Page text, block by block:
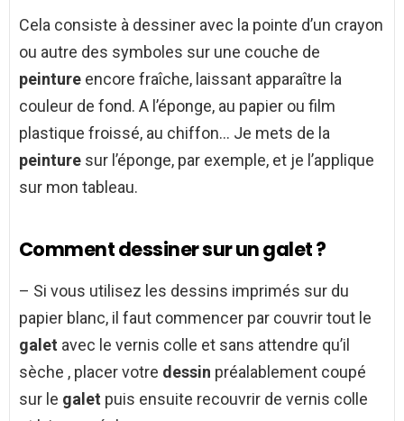
Cela consiste à dessiner avec la pointe d’un crayon
ou autre des symboles sur une couche de
peinture encore fraîche, laissant apparaître la
couleur de fond. A l’éponge, au papier ou film
plastique froissé, au chiffon… Je mets de la
peinture sur l’éponge, par exemple, et je l’applique
sur mon tableau.
Comment dessiner sur un galet ?
– Si vous utilisez les dessins imprimés sur du
papier blanc, il faut commencer par couvrir tout le
galet avec le vernis colle et sans attendre qu’il
sèche , placer votre dessin préalablement coupé
sur le galet puis ensuite recouvrir de vernis colle